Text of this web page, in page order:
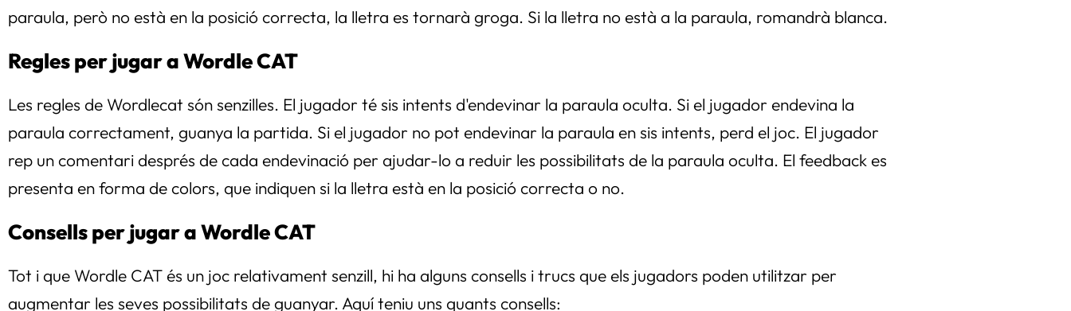
paraula, però no està en la posició correcta, la lletra es tornarà groga. Si la lletra no està a la paraula, romandrà blanca.
Regles per jugar a Wordle CAT
Les regles de Wordlecat són senzilles. El jugador té sis intents d'endevinar la paraula oculta. Si el jugador endevina la
paraula correctament, guanya la partida. Si el jugador no pot endevinar la paraula en sis intents, perd el joc. El jugador
rep un comentari després de cada endevinació per ajudar-lo a reduir les possibilitats de la paraula oculta. El feedback es
presenta en forma de colors, que indiquen si la lletra està en la posició correcta o no.
Consells per jugar a Wordle CAT
Tot i que Wordle CAT és un joc relativament senzill, hi ha alguns consells i trucs que els jugadors poden utilitzar per
augmentar les seves possibilitats de guanyar. Aquí teniu uns quants consells: